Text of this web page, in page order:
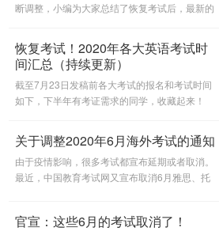
断调整，小编为大家总结了恢复考试后，最新的
恢复考试！2020年各大英语考试时
间汇总（持续更新）
截至7月23日发稿前各大考试的报名和考试时间
如下，下半年有考证需求的同学，收藏起来！
关于调整2020年6月海外考试的通知
由于疫情影响，很多考试都宣布延期或者取消。
最近，中国教育考试网又宣布取消6月雅思、托
官宣：这些6月的考试取消了！